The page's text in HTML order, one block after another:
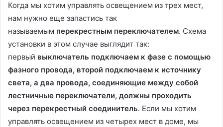
Когда мы хотим управлять освещением из трех мест,
нам нужно еще запастись так
называемым перекрестным переключателем. Схема
установки в этом случае выглядит так:
первый выключатель подключаем к фазе с помощью
фазного провода, второй подключаем к источнику
света, а два провода, соединяющие между собой
лестничные переключатели, должны проходить
через перекрестный соединитель. Если мы хотим
управлять освещением из четырех мест в доме, мы